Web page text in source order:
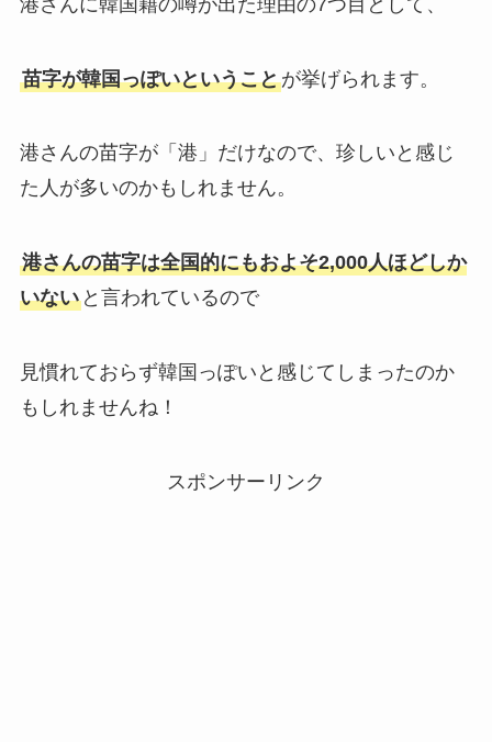
苗字が韓国っぽいということが挙げられます。
港さんの苗字が「港」だけなので、珍しいと感じ
た人が多いのかもしれません。
港さんの苗字は全国的にもおよそ2,000人ほどしか
いないと言われているので
見慣れておらず韓国っぽいと感じてしまったのか
もしれませんね！
スポンサーリンク